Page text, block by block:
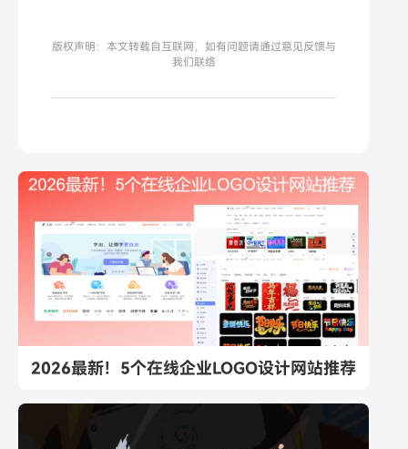
版权声明：本文转载自互联网，如有问题请通过意见反馈与
我们联络
2026最新！5个在线企业LOGO设计网站推荐